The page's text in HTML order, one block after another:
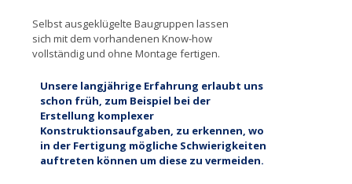
Selbst ausgeklügelte Baugruppen lassen
sich mit dem vorhandenen Know-how
vollständig und ohne Montage fertigen.
Unsere langjährige Erfahrung erlaubt uns
schon früh, zum Beispiel bei der
Erstellung komplexer
Konstruktionsaufgaben, zu erkennen, wo
in der Fertigung mögliche Schwierigkeiten
auftreten können um diese zu vermeiden.